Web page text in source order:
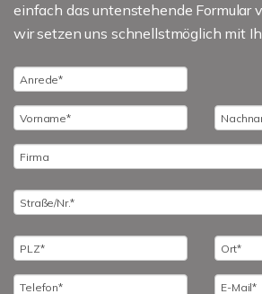
einfach das untenstehende Formular
wir setzen uns schnellstmöglich mit